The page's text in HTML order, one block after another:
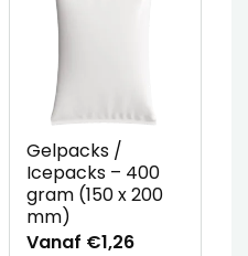
Gelpacks /
Icepacks – 400
gram (150 x 200
mm)
Vanaf €1,26